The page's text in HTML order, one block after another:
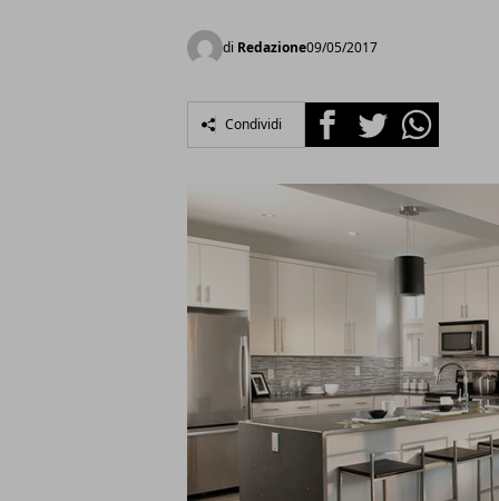
di Redazione09/05/2017
Condividi FacebookTwitterWhatsapp